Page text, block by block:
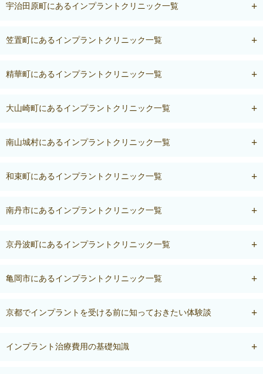
宇治田原町にあるインプラントクリニック一覧
笠置町にあるインプラントクリニック一覧
精華町にあるインプラントクリニック一覧
大山崎町にあるインプラントクリニック一覧
南山城村にあるインプラントクリニック一覧
和束町にあるインプラントクリニック一覧
南丹市にあるインプラントクリニック一覧
京丹波町にあるインプラントクリニック一覧
亀岡市にあるインプラントクリニック一覧
京都でインプラントを受ける前に知っておきたい体験談
インプラント治療費用の基礎知識